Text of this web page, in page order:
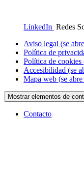
LinkedIn Redes
Aviso legal (se
Política de
Política de cookies
Accesibilidad (se
Mapa web (se
Mostrar elementos de
Contacto